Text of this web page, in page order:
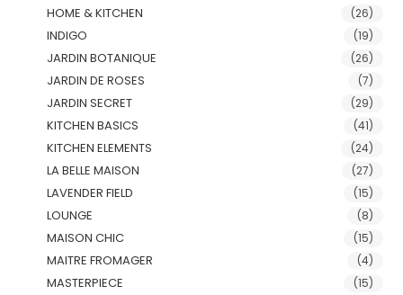
HOME & KITCHEN (26)
INDIGO (19)
JARDIN BOTANIQUE (26)
JARDIN DE ROSES (7)
JARDIN SECRET (29)
KITCHEN BASICS (41)
KITCHEN ELEMENTS (24)
LA BELLE MAISON (27)
LAVENDER FIELD (15)
LOUNGE (8)
MAISON CHIC (15)
MAITRE FROMAGER (4)
MASTERPIECE (15)